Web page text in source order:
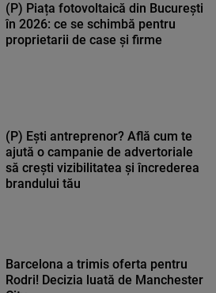
(P) Piața fotovoltaică din București
în 2026: ce se schimbă pentru
proprietarii de case și firme
(P) Ești antreprenor? Află cum te
ajută o campanie de advertoriale
să crești vizibilitatea și încrederea
brandului tău
Barcelona a trimis oferta pentru
Rodri! Decizia luată de Manchester